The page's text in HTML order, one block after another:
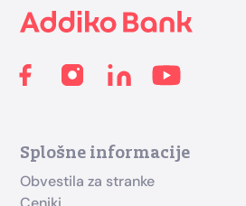
Splošne informacije
Obvestila za stranke